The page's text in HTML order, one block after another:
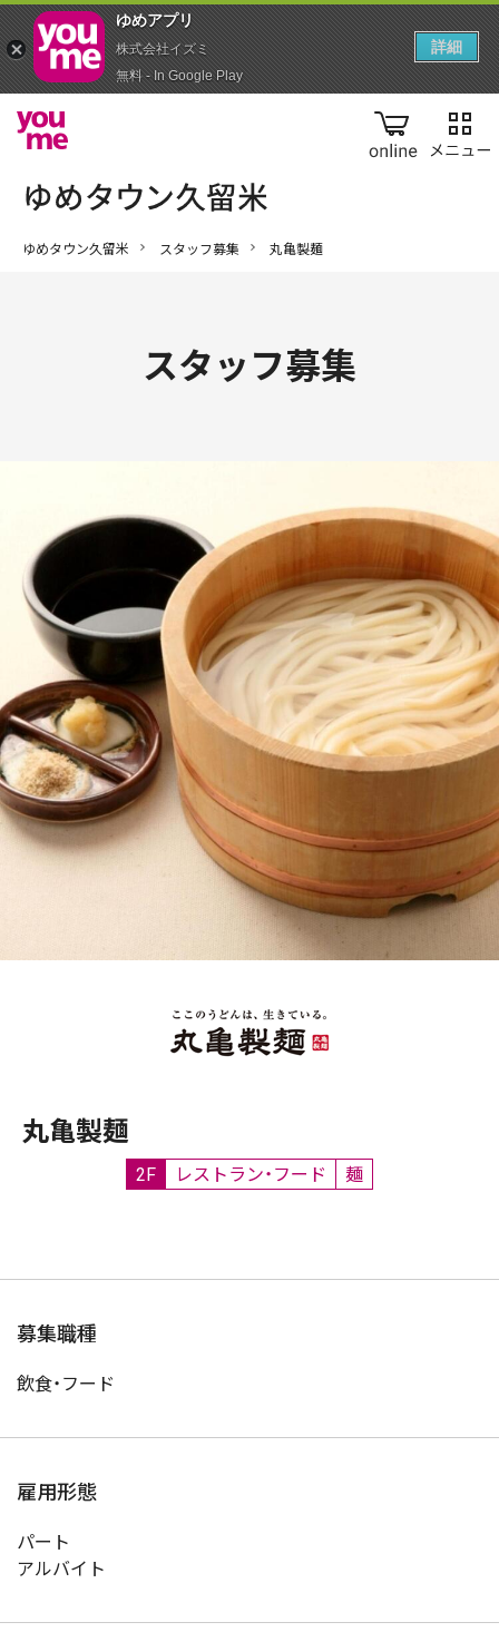
online
ゆめタウン久留米 スタッフ募集 丸亀製麺
スタッフ募集
丸亀製麺
2F レストラン・フード 麺
募集職種
飲食・フード
雇用形態
パート
アルバイト
ゆめアプ‪リ‬
株式会社イズミ
無料 - In Google Play
詳細